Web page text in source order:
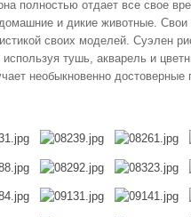
полностью отдает все свое
и дикие животные. Свои
своих моделей. Суэлен
тушь, акварель и
необыкновенно достоверные